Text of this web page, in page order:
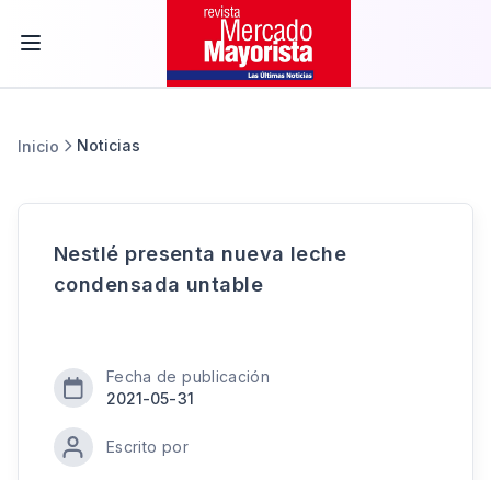
Inicio Noticias
Nestlé presenta nueva leche
condensada untable
Fecha de publicación
2021-05-31
Escrito por